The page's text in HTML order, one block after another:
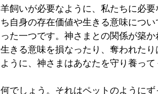
飼いが必要なように、私たちに必
自身の存在価値や生きる意味につ
た一つです。神さまとの関係が築
きる意味を損なったり、奪われた
うに、神さまはあなたを守り養って
でしょう。それはペットのように